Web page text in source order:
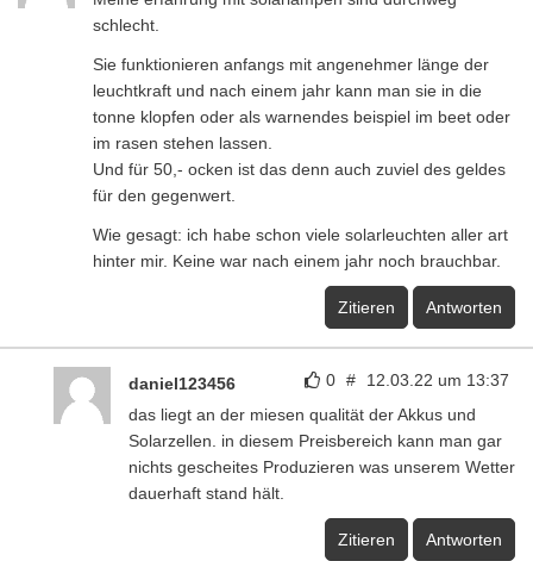
schlecht.
Sie funktionieren anfangs mit angenehmer länge der
leuchtkraft und nach einem jahr kann man sie in die
tonne klopfen oder als warnendes beispiel im beet oder
im rasen stehen lassen.
Und für 50,- ocken ist das denn auch zuviel des geldes
für den gegenwert.
Wie gesagt: ich habe schon viele solarleuchten aller art
hinter mir. Keine war nach einem jahr noch brauchbar.
Zitieren Antworten
0 # 12.03.22 um 13:37
daniel123456
das liegt an der miesen qualität der Akkus und
Solarzellen. in diesem Preisbereich kann man gar
nichts gescheites Produzieren was unserem Wetter
dauerhaft stand hält.
Zitieren Antworten